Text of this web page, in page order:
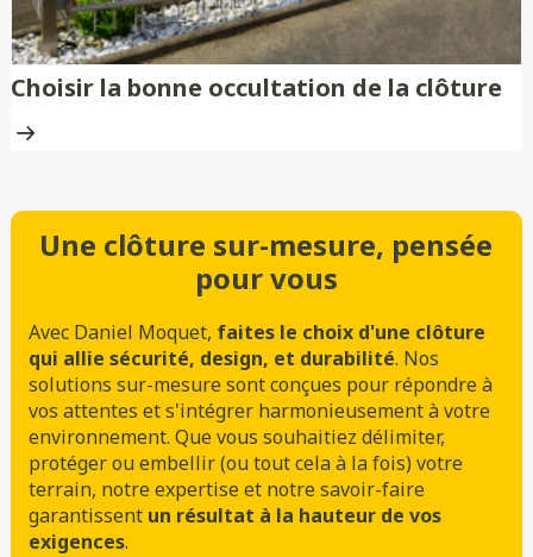
Choisir la bonne occultation de la clôture
Une clôture sur-mesure, pensée
pour vous
Avec Daniel Moquet, faites le choix d'une clôture
qui allie sécurité, design, et durabilité. Nos
solutions sur-mesure sont conçues pour répondre à
vos attentes et s'intégrer harmonieusement à votre
environnement. Que vous souhaitiez délimiter,
protéger ou embellir (ou tout cela à la fois) votre
terrain, notre expertise et notre savoir-faire
garantissent un résultat à la hauteur de vos
exigences.